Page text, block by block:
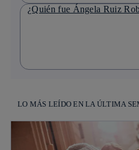
¿Quién fue Ángela Ruiz
LO MÁS LEÍDO EN LA ÚLTIMA